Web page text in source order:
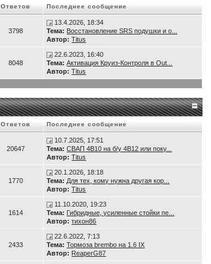
Ответов Последнее сообщение
3798
13.4.2026, 18:34
Тема: Восстановление SRS подушки и о...
Автор: Titus
8048
22.6.2023, 16:40
Тема: Активация Круиз-Контроля в Out...
Автор: Titus
Ответов Последнее сообщение
20647
10.7.2025, 17:51
Тема: СВАП 4B10 на б/у 4B12 или поку...
Автор: Titus
1770
20.1.2026, 18:18
Тема: Для тех, кому нужна другая кор...
Автор: Titus
1614
11.10.2020, 19:23
Тема: Гибридные, усиленные стойки пе...
Автор: тихон86
2433
22.6.2022, 7:13
Тема: Тормоза brembo на 1.6 IX
Автор: ReaperG87